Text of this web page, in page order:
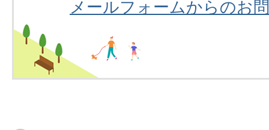
メールフォームからのお